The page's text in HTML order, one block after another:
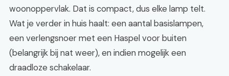
woonoppervlak. Dat is compact, dus elke lamp telt.
Wat je verder in huis haalt: een aantal basislampen,
een verlengsnoer met een Haspel voor buiten
(belangrijk bij nat weer), en indien mogelijk een
draadloze schakelaar.